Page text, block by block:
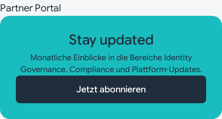
Partner Portal
Stay updated
Monatliche Einblicke in die Bereiche Identity
Governance, Compliance und Plattform-Updates.
Jetzt abonnieren